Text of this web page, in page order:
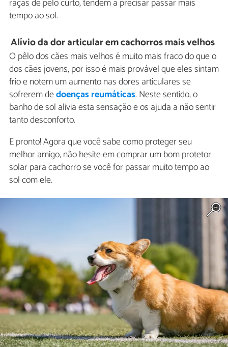
raças de pelo curto, tendem a precisar passar mais
tempo ao sol.
Alívio da dor articular em cachorros mais velhos
O pêlo dos cães mais velhos é muito mais fraco do que o
dos cães jovens, por isso é mais provável que eles sintam
frio e notem um aumento nas dores articulares se
sofrerem dedoenças reumáticas. Neste sentido, o
banho de sol alivia esta sensação e os ajuda a não sentir
tanto desconforto.
E pronto! Agora que você sabe como proteger seu
melhor amigo, não hesite em comprar um bom protetor
solar para cachorro se você for passar muito tempo ao
sol com ele.